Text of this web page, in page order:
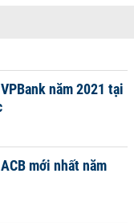
năm 2021 tại
mới nhất năm